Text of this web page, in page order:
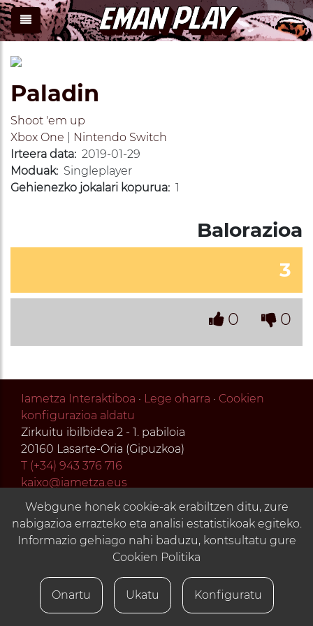
Paladin
Shoot 'em up
Xbox One
Nintendo Switch
Irteera data: 2019-01-29
Moduak: Singleplayer
Gehienezko jokalari kopurua: 1
Balorazioa
3
0 0
Iametza Interaktiboa · Lege oharra · Cookien
konfigurazioa aldatu
Zirkuitu ibilbidea 2 - 1. pabiloia
20160 Lasarte-Oria (Gipuzkoa)
T (+34) 943 376 716
kaixo@iametza.eus
Webgune honek cookie-ak erabiltzen ditu, zure
nabigazioa errazteko eta analisi estatistikoak egiteko.
Informazio gehiago nahi baduzu, kontsultatu gure
Cookien Politika
Onartu Ukatu Konfiguratu